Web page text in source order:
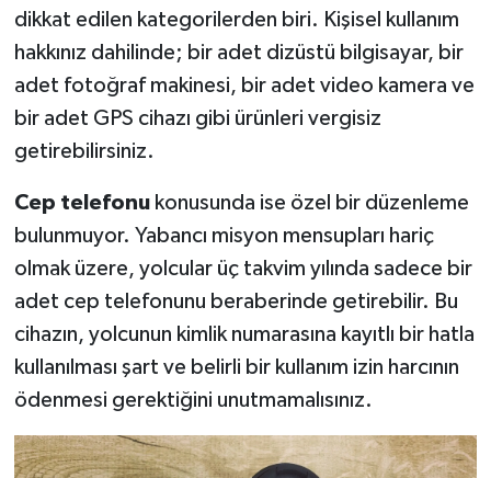
dikkat edilen kategorilerden biri. Kişisel kullanım
hakkınız dahilinde; bir adet dizüstü bilgisayar, bir
adet fotoğraf makinesi, bir adet video kamera ve
bir adet GPS cihazı gibi ürünleri vergisiz
getirebilirsiniz.
Cep telefonukonusunda ise özel bir düzenleme
bulunmuyor. Yabancı misyon mensupları hariç
olmak üzere, yolcular üç takvim yılında sadece bir
adet cep telefonunu beraberinde getirebilir. Bu
cihazın, yolcunun kimlik numarasına kayıtlı bir hatla
kullanılması şart ve belirli bir kullanım izin harcının
ödenmesi gerektiğini unutmamalısınız.